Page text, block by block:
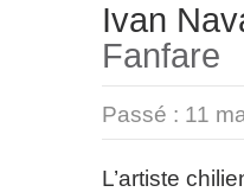
Ivan
Fanfare
Passé : 11
L’artiste